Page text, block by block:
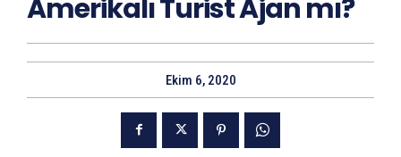
Amerikalı Turist Ajan mı?
Ekim 6, 2020